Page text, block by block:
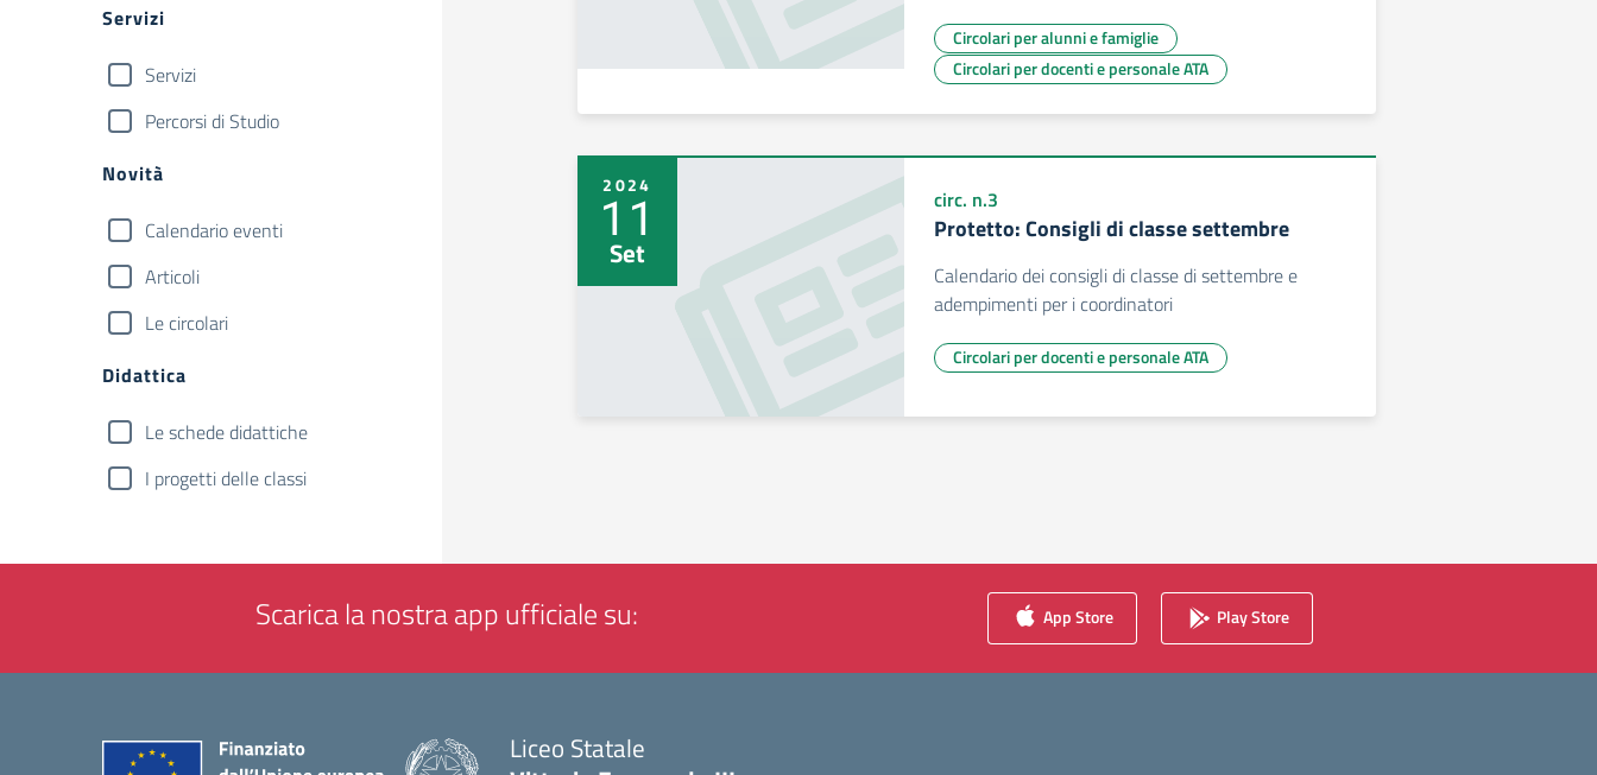
Servizi
Servizi
Percorsi di Studio
Novità
Calendario eventi
Articoli
Le circolari
Didattica
Le schede didattiche
I progetti delle classi
Circolari per alunni e famiglie
Circolari per docenti e personale ATA
2024
11
Set
circ. n.3
Protetto: Consigli di classe settembre
Calendario dei consigli di classe di settembre e
adempimenti per i coordinatori
Circolari per docenti e personale ATA
Scarica la nostra app ufficiale su: App Store Play Store
Liceo Statale